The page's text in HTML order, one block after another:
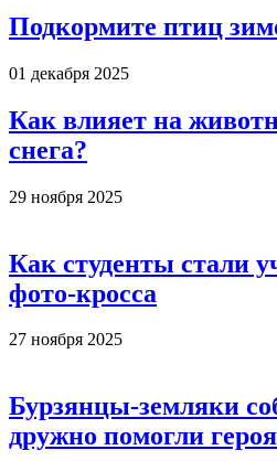
Подкормите птиц
01 декабря 2025
Как влияет на
снега?
29 ноября 2025
Как студенты стали
фото-кросса
27 ноября 2025
Бурзянцы-земляки
дружно помогли